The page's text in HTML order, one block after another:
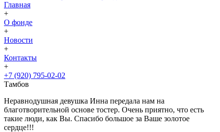
Главная
+
О фонде
+
Новости
+
Контакты
+
+7 (920) 795-02-02
Тамбов
Неравнодушная девушка Инна передала нам на
благотворительной основе тостер. Очень приятно, что есть
такие люди, как Вы. Спасибо большое за Ваше золотое
сердце!!!